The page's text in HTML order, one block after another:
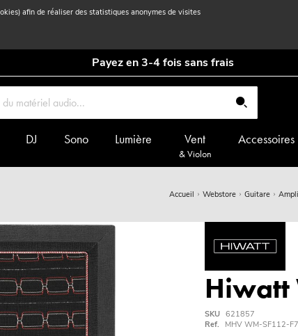
afin de réaliser des statistiques anonymes de visites
Payez en 3-4 fois sans frais
DJ Sono Lumière Vent
& Violon
Accessoires
Accueil Webstore Guitare
Hiwatt
SKU 621857
Ref.
MHV WM-SF112-